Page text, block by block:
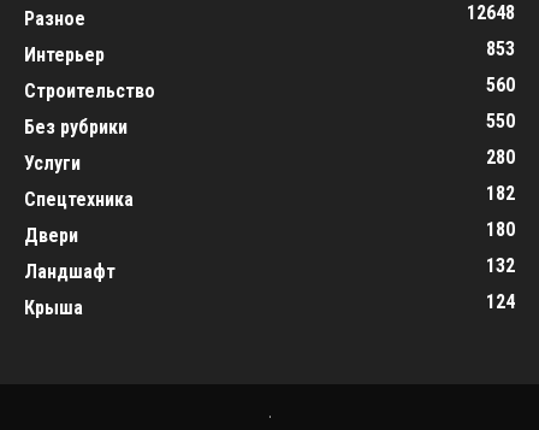
Разное
12648
Интерьер
853
Строительство
560
Без рубрики
550
Услуги
280
Спецтехника
182
Двери
180
Ландшафт
132
Крыша
124
.